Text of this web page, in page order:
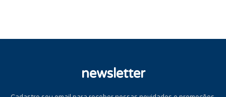
newsletter